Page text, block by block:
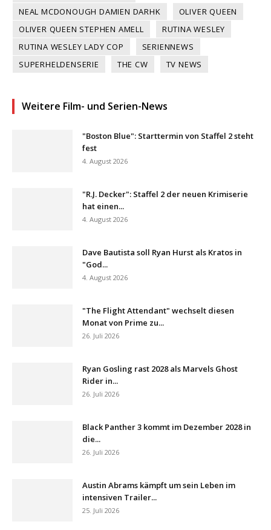
NEAL MCDONOUGH DAMIEN DARHK
OLIVER QUEEN
OLIVER QUEEN STEPHEN AMELL
RUTINA WESLEY
RUTINA WESLEY LADY COP
SERIENNEWS
SUPERHELDENSERIE
THE CW TV NEWS
Weitere Film- und Serien-News
"Boston Blue": Starttermin von Staffel 2 steht
fest
4. August 2026
"R.J. Decker": Staffel 2 der neuen Krimiserie
hat einen...
4. August 2026
Dave Bautista soll Ryan Hurst als Kratos in
"God...
4. August 2026
"The Flight Attendant" wechselt diesen
Monat von Prime zu...
26. Juli 2026
Ryan Gosling rast 2028 als Marvels Ghost
Rider in...
26. Juli 2026
Black Panther 3 kommt im Dezember 2028 in
die...
26. Juli 2026
Austin Abrams kämpft um sein Leben im
intensiven Trailer...
25. Juli 2026